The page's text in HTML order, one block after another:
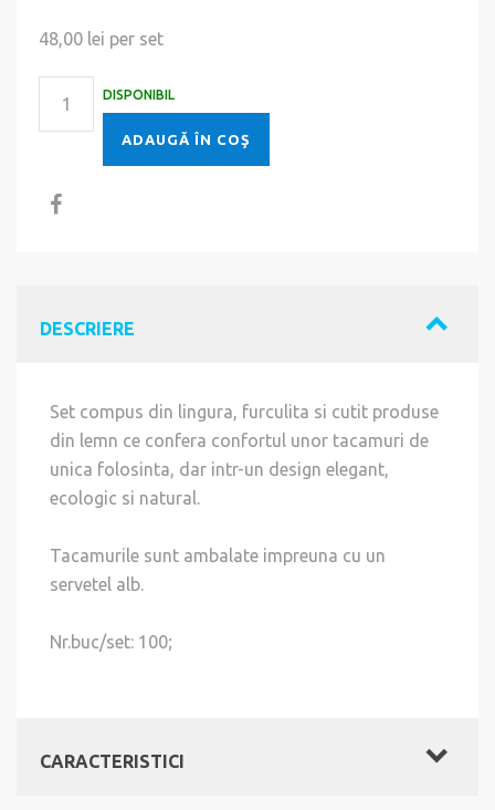
48,00 lei per set
DISPONIBIL
ADAUGĂ ÎN COŞ
DESCRIERE
Set compus din lingura, furculita si cutit produse
din lemn ce confera confortul unor tacamuri de
unica folosinta, dar intr-un design elegant,
ecologic si natural.
Tacamurile sunt ambalate impreuna cu un
servetel alb.
Nr.buc/set: 100;
CARACTERISTICI